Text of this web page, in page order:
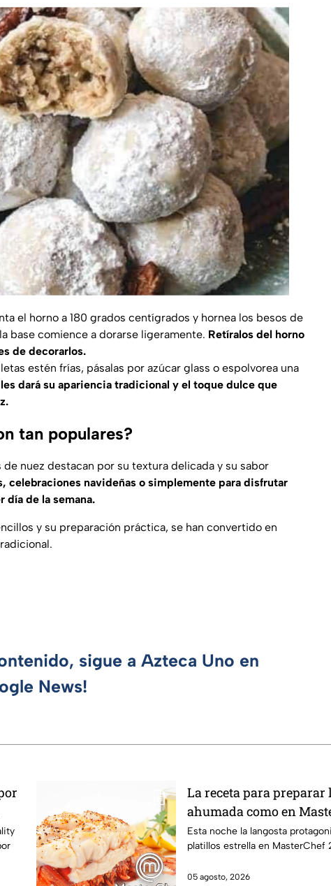
el horno a 180 grados centígrados y hornea los besos de
base comience a dorarse ligeramente. Retíralos del horno
de decorarlos.
estén frías, pásalas por azúcar glass o espolvorea una
dará su apariencia tradicional y el toque dulce que
tan populares?
nuez destacan por su textura delicada y su sabor
celebraciones navideñas o simplemente para disfrutar
de la semana.
y su preparación práctica, se han convertido en
sigue a Azteca Uno en
News!
La receta para preparar
ahumada como en
Esta noche la langosta
platillos estrella en MasterChef
05 agosto, 2026